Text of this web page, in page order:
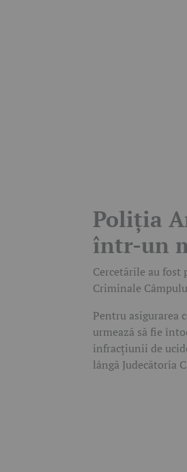
Poliția
într-un
Cercetările au
Criminale
Pentru asigurarea
urmează să fie
infracțiunii de
lângă Judecătoria